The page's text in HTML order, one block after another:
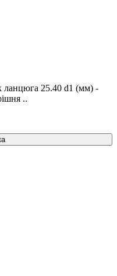
ланцюга 25.40 d1 (мм) -
..